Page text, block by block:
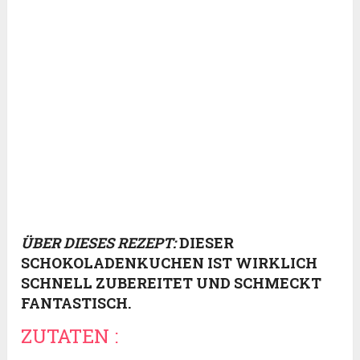
ÜBER DIESES REZEPT:DIESER
SCHOKOLADENKUCHEN IST WIRKLICH
SCHNELL ZUBEREITET UND SCHMECKT
FANTASTISCH.
ZUTATEN :